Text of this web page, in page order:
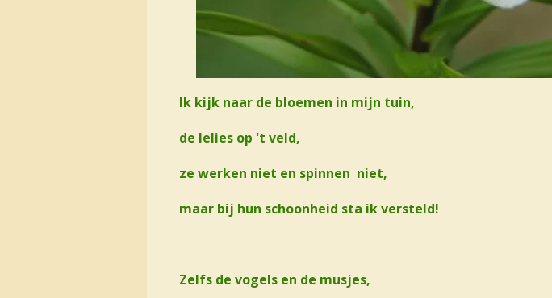
Ik kijk naar de bloemen in mijn tuin,
de lelies op 't veld,
ze werken niet en spinnen niet,
maar bij hun schoonheid sta ik versteld!
Zelfs de vogels en de musjes,